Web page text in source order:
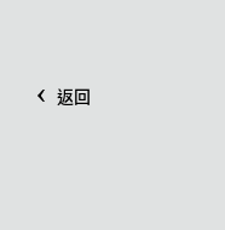
返回